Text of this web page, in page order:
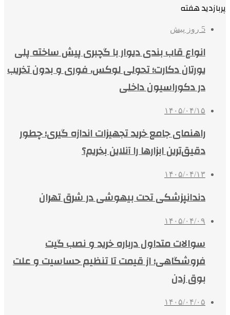
پربازدید هفته
5 روز پیش
انواع قاب بندی دیوار با گچبری پیش ساخته پلی
یورتان دکارت؛ تحولی لوکس، فوری و بدون تخریب
در دکوراسیون داخلی
۱۴۰۵/۰۴/۱۵
راهنمای جامع خرید تجهیزات اندازه گیری؛ چطور
دقیق‌ترین ابزارها را آنلاین بخریم؟
۱۴۰۵/۰۴/۱۳
دندانپزشکی تحت بیهوشی در شرق تهران
۱۴۰۵/۰۴/۰۹
سوالات متداول درباره خرید و نصب گیت
فروشگاهی؛ از قیمت تا تنظیم حساسیت و علت
بوق زدن
۱۴۰۵/۰۴/۰۵